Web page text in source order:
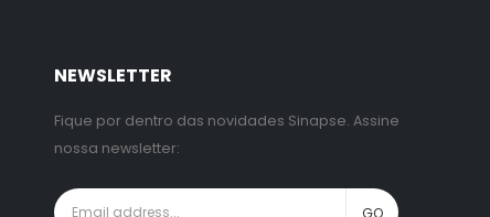
NEWSLETTER
Fique por dentro das novidades Sinapse. Assine
nossa newsletter: